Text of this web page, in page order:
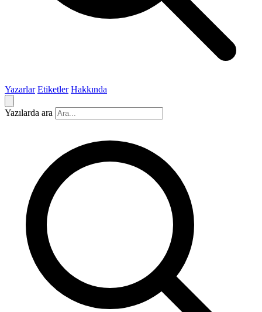
Yazarlar Etiketler Hakkında
Yazılarda ara